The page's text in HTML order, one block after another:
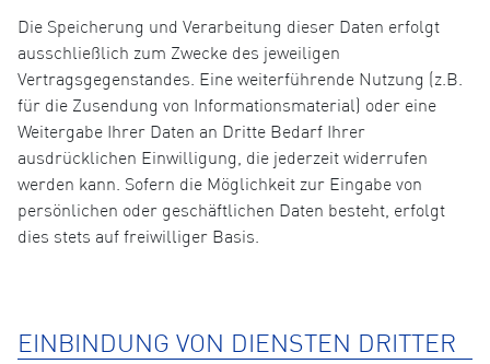
Die Speicherung und Verarbeitung dieser Daten erfolgt
ausschließlich zum Zwecke des jeweiligen
Vertragsgegenstandes. Eine weiterführende Nutzung (z.B.
für die Zusendung von Informationsmaterial) oder eine
Weitergabe Ihrer Daten an Dritte Bedarf Ihrer
ausdrücklichen Einwilligung, die jederzeit widerrufen
werden kann. Sofern die Möglichkeit zur Eingabe von
persönlichen oder geschäftlichen Daten besteht, erfolgt
dies stets auf freiwilliger Basis.
EINBINDUNG VON DIENSTEN DRITTER